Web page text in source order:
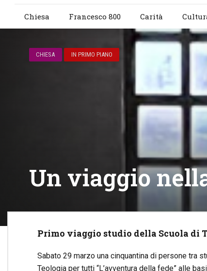
Chiesa Francesco 800 Carità
CHIESA IN PRIMO PIANO
Un viaggio
Primo viaggio studio della Scuola di
Sabato 29 marzo una cinquantina di persone tra
Teologia per tutti “L’avventura della fede” alle